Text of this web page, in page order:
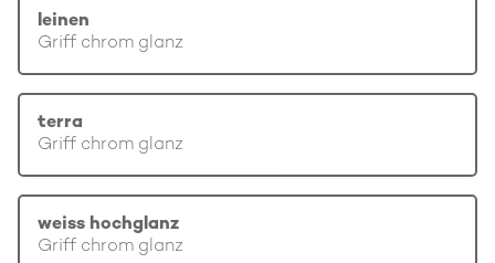
leinen
Griff chrom glanz
terra
Griff chrom glanz
weiss hochglanz
Griff chrom glanz